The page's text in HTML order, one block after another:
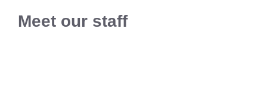
Meet our staff